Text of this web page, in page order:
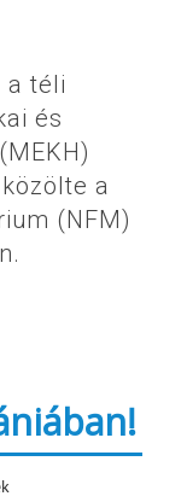
a téli
és
a
(NFM)